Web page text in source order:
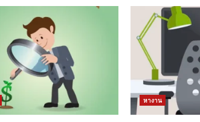
หางาน